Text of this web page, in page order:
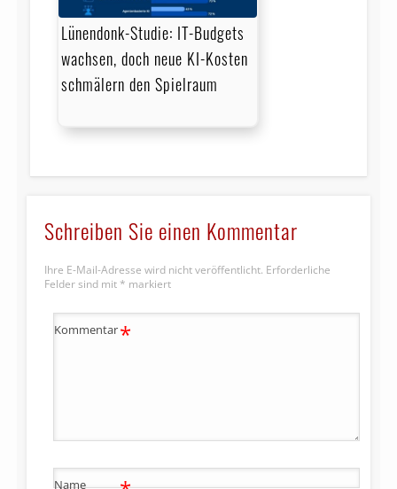
Lünendonk-Studie: IT-Budgets
wachsen, doch neue KI-Kosten
schmälern den Spielraum
Schreiben Sie einen Kommentar
Ihre E-Mail-Adresse wird nicht veröffentlicht. Erforderliche
Felder sind mit * markiert
Kommentar*
Name